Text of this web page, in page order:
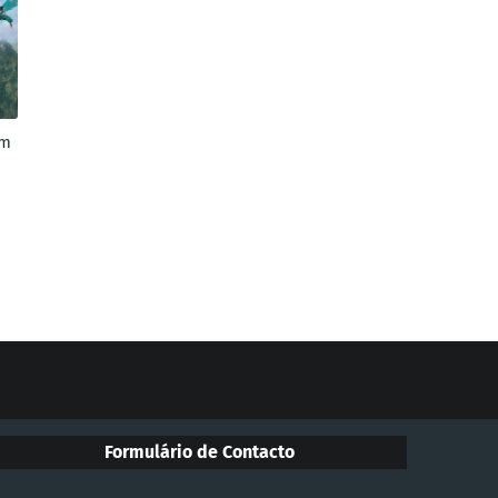
Formulário de Contacto